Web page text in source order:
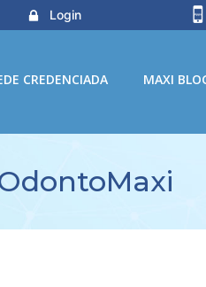
Login
CREDENCIADA MAXI